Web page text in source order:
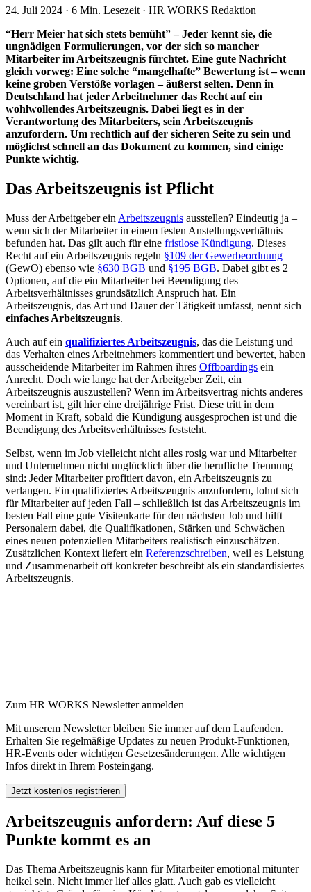
24. Juli 2024 · 6 Min. Lesezeit · HR WORKS Redaktion
“Herr Meier hat sich stets bemüht” – Jeder kennt sie, die
ungnädigen Formulierungen, vor der sich so mancher
Mitarbeiter im Arbeitszeugnis fürchtet. Eine gute Nachricht
gleich vorweg: Eine solche “mangelhafte” Bewertung ist – wenn
keine groben Verstöße vorlagen – äußerst selten. Denn in
Deutschland hat jeder Arbeitnehmer das Recht auf ein
wohlwollendes Arbeitszeugnis. Dabei liegt es in der
Verantwortung des Mitarbeiters, sein Arbeitszeugnis
anzufordern. Um rechtlich auf der sicheren Seite zu sein und
möglichst schnell an das Dokument zu kommen, sind einige
Punkte wichtig.
Das Arbeitszeugnis ist Pflicht
Muss der Arbeitgeber ein Arbeitszeugnis ausstellen? Eindeutig ja –
wenn sich der Mitarbeiter in einem festen Anstellungsverhältnis
befunden hat. Das gilt auch für eine fristlose Kündigung. Dieses
Recht auf ein Arbeitszeugnis regeln §109 der Gewerbeordnung
(GewO) ebenso wie §630 BGB und §195 BGB. Dabei gibt es 2
Optionen, auf die ein Mitarbeiter bei Beendigung des
Arbeitsverhältnisses grundsätzlich Anspruch hat. Ein
Arbeitszeugnis, das Art und Dauer der Tätigkeit umfasst, nennt sich
einfaches Arbeitszeugnis.
Auch auf ein qualifiziertes Arbeitszeugnis, das die Leistung und
das Verhalten eines Arbeitnehmers kommentiert und bewertet, haben
ausscheidende Mitarbeiter im Rahmen ihres Offboardings ein
Anrecht. Doch wie lange hat der Arbeitgeber Zeit, ein
Arbeitszeugnis auszustellen? Wenn im Arbeitsvertrag nichts anderes
vereinbart ist, gilt hier eine dreijährige Frist. Diese tritt in dem
Moment in Kraft, sobald die Kündigung ausgesprochen ist und die
Beendigung des Arbeitsverhältnisses feststeht.
Selbst, wenn im Job vielleicht nicht alles rosig war und Mitarbeiter
und Unternehmen nicht unglücklich über die berufliche Trennung
sind: Jeder Mitarbeiter profitiert davon, ein Arbeitszeugnis zu
verlangen. Ein qualifiziertes Arbeitszeugnis anzufordern, lohnt sich
für Mitarbeiter auf jeden Fall – schließlich ist das Arbeitszeugnis im
besten Fall eine gute Visitenkarte für den nächsten Job und hilft
Personalern dabei, die Qualifikationen, Stärken und Schwächen
eines neuen potenziellen Mitarbeiters realistisch einzuschätzen.
Zusätzlichen Kontext liefert ein Referenzschreiben, weil es Leistung
und Zusammenarbeit oft konkreter beschreibt als ein standardisiertes
Arbeitszeugnis.
Zum HR WORKS Newsletter anmelden
Mit unserem Newsletter bleiben Sie immer auf dem Laufenden.
Erhalten Sie regelmäßige Updates zu neuen Produkt-Funktionen,
HR-Events oder wichtigen Gesetzesänderungen. Alle wichtigen
Infos direkt in Ihrem Posteingang.
Arbeitszeugnis anfordern: Auf diese 5
Punkte kommt es an
Das Thema Arbeitszeugnis kann für Mitarbeiter emotional mitunter
heikel sein. Nicht immer lief alles glatt. Auch gab es vielleicht